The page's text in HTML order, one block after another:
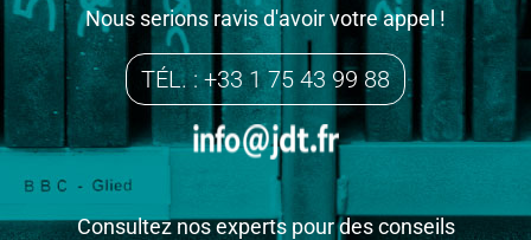
Nous serions ravis d'avoir votre appel !
TÉL. : +33 1 75 43 99 88
Consultez nos experts pour des conseils